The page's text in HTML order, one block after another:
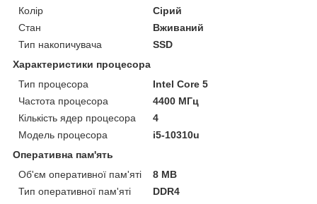
Колір
Сірий
Стан
Вживаний
Тип накопичувача
SSD
Характеристики процесора
Тип процесора
Intel Core 5
Частота процесора
4400 МГц
Кількість ядер процесора
4
Модель процесора
i5-10310u
Оперативна пам'ять
Об'єм оперативної пам'яті
8 MB
Тип оперативної пам'яті
DDR4